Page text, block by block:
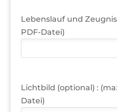
Lebenslauf und
PDF-Datei)
Lichtbild (optional) :
Datei)